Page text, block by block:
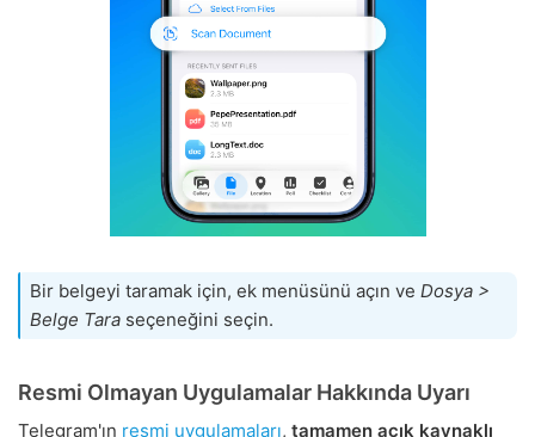
Bir belgeyi taramak için, ek menüsünü açın ve Dosya >
Belge Tara seçeneğini seçin.
Resmi Olmayan Uygulamalar Hakkında Uyarı
Telegram'ın resmi uygulamaları, tamamen açık kaynaklı